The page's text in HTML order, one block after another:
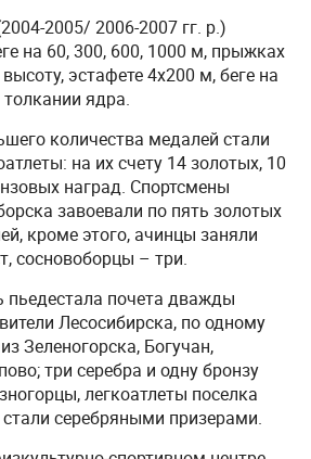
2005/ 2006-2007 гг. р.)
на 60, 300, 600, 1000 м, прыжках
эстафете 4х200 м, беге на
ядра.
количества медалей стали
на их счету 14 золотых, 10
наград. Спортсмены
завоевали по пять золотых
кроме этого, ачинцы заняли
сосновоборцы – три.
почета дважды
Лесосибирска, по одному
Зеленогорска, Богучан,
три серебра и одну бронзу
легкоатлеты поселка
серебряными призерами.